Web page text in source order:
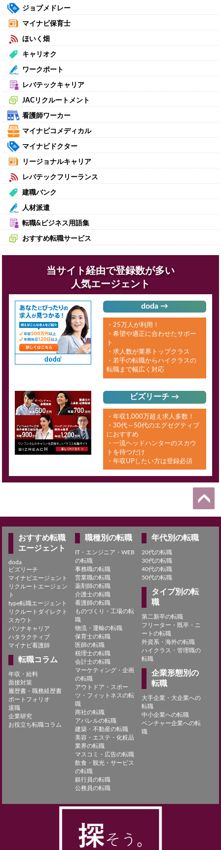
ジョブメドレー
マイナビ保育士
ほいく畑
キャリオク
ワークポート
レバテックキャリア
JACリクルートメント
看護師ワーカー
マイナビコメディカル
マイナビドクター
リージョナルキャリア
レバテックフリーランス
建職バンク
人材派遣
転職&ビジネス用語集
おすすめ転職サービス
当サイト経由で登録数が多い
人気エージェント
doda →
・25万人が利用！
・希望や適正に合わせたサポー
ト
・求人数が業界トップクラス
・若手の転職からハイクラスの
転職まで幅広く対応
ビズリーチ →
・年収1,000万超え求人多数！
・30代～50代のエグゼグティブ
におすすめ
・一流ヘッドハンターのスカウ
トを待つだけ
・年収UPしたい方は登録必須
おすすめ転職
エージェント
doda
ビズリーチ
マイナビエージェント
リクルートエージェン
ト
type転職エージェント
リクルートダイレクト
スカウト
パソナキャリア
ハタラクティブ
マイナビ看護師
転職コラム
年収・給料
面接対策
履歴書・職務経歴書
ポートフォリオ
退職
企業研究
お役立ち転職コラム
職種別の転職
IT・エンジニア・WEB
の転職
事務職の転職
営業職の転職
薬剤師の転職
介護士の転職
看護師の転職
ものづくり・工場の転
職
物流・運輸の転職
保育士の転職
医師の転職
税理士の転職
会計士の転職
マーケティング・企画
の転職
アウトドア・スポー
ツ・フィットネスの転
職
商社の転職
アパレルの転職
建築・不動産の転職
美容・エステ・化粧品
業界の転職
マスコミ・広告の転職
飲食・観光・サービス
の転職
銀行員の転職
公務員の転職
年代別の転職
20代の転職
30代の転職
40代の転職
50代の転職
タイプ別の転
職
第二新卒の転職
フリーター・既卒・ニ
ートの転職
外資系・海外の転職
ハイクラス・管理職の
転職
企業形態別の
転職
大手企業・大企業への
転職
中小企業への転職
ベンチャー企業への転
職